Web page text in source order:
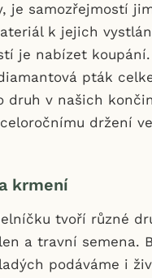
je samozřejmostí
k jejich
je nabízet
pták
druh v našich
držení
krmení
tvoří různé
a travní semena.
podáváme i